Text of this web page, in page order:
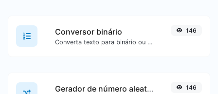
Conversor binário
Converta texto para binário ou vice-versa para qualquer entrada de texto.
146
Gerador de número aleatório 146